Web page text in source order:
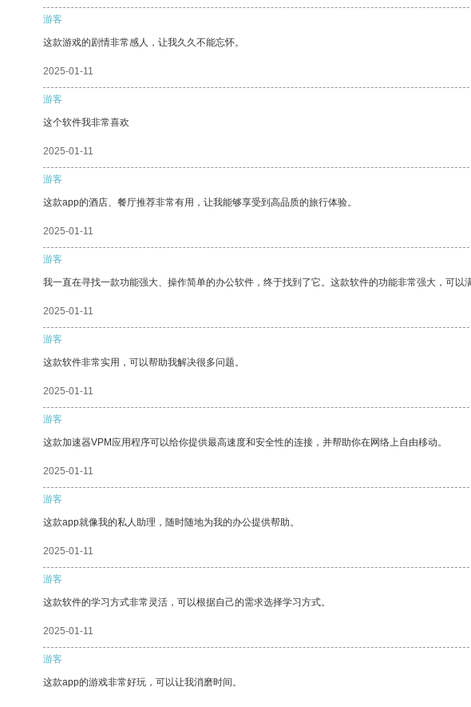
游客
这款游戏的剧情非常感人，让我久久不能忘怀。
2025-01-11
游客
这个软件我非常喜欢
2025-01-11
游客
这款app的酒店、餐厅推荐非常有用，让我能够享受到高品质的旅行体验。
2025-01-11
游客
我一直在寻找一款功能强大、操作简单的办公软件，终于找到了它。这款软件的功能非常强大，可以
2025-01-11
游客
这款软件非常实用，可以帮助我解决很多问题。
2025-01-11
游客
这款加速器VPM应用程序可以给你提供最高速度和安全性的连接，并帮助你在网络上自由移动。
2025-01-11
游客
这款app就像我的私人助理，随时随地为我的办公提供帮助。
2025-01-11
游客
这款软件的学习方式非常灵活，可以根据自己的需求选择学习方式。
2025-01-11
游客
这款app的游戏非常好玩，可以让我消磨时间。